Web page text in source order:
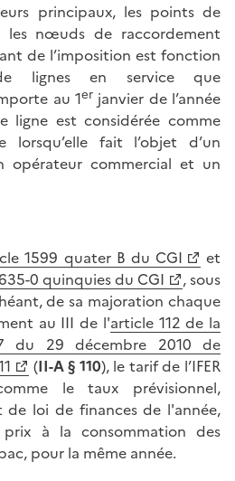
principaux, les points de
les nœuds de raccordement
de l’imposition est fonction
lignes en service que
au 1er janvier de l’année
ligne est considérée comme
lorsqu’elle fait l’objet d’un
opérateur commercial et un
1599 quater B du CGI
et
0 quinquies du CGI
, sous
de sa majoration chaque
au III de l'article 112 de la
du 29 décembre 2010 de
(II-A § 110), le tarif de l’IFER
le taux prévisionnel,
de loi de finances de l'année,
à la consommation des
pour la même année.